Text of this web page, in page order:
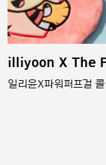
illiyoon X The
일리윤X파워퍼프걸